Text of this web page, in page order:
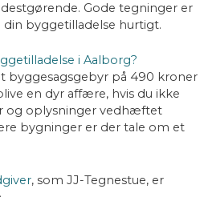
Gode tegninger er
din byggetilladelse hurtigt.
i Aalborg?
byggesagsgebyr på 490 kroner
en dyr affære, hvis du ikke
og oplysninger vedhæftet
bygninger er der tale om et
, som JJ-Tegnestue, er